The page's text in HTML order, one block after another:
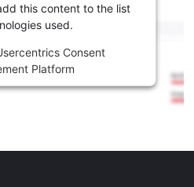
this content to the list
used.
Consent
Platform